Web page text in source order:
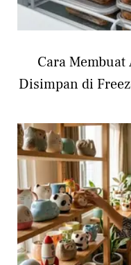
Cara Membuat
Disimpan di